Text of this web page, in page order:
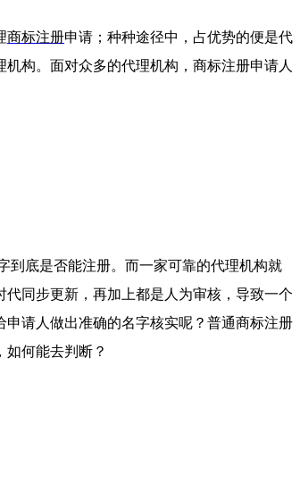
商标注册申请；种种途径中，占优势的便是代
构。面对众多的代理机构，商标注册申请人
到底是否能注册。而一家可靠的代理机构就
同步更新，再加上都是人为审核，导致一个
请人做出准确的名字核实呢？普通商标注册
何能去判断？